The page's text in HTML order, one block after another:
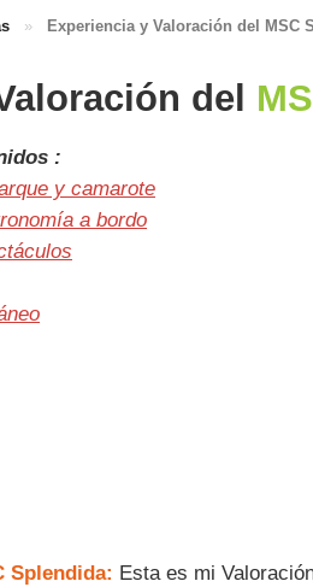
» Experiencia y Valoración del MSC
del
:
y camarote
a bordo
Splendida: Esta es mi